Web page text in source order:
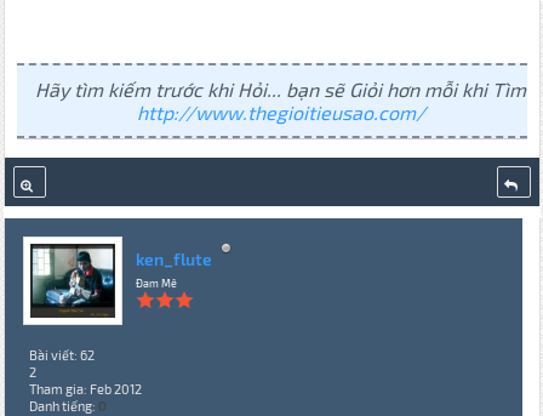
Hãy tìm kiếm trước khi Hỏi... bạn sẽ Giỏi hơn mỗi khi Tìm
http://www.thegioitieusao.com/
ken_flute
Đam Mê
Bài viết: 62
2
Tham gia: Feb 2012
Danh tiếng: 0